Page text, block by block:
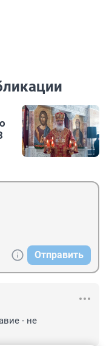
Отправить
- не